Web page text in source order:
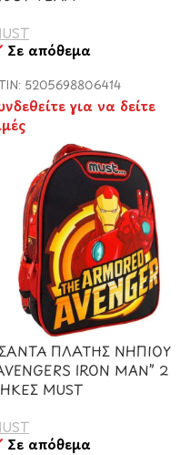
Σε απόθεμα
5205698806414
για να δείτε
ΠΛΑΤΗΣ ΝΗΠΙΟΥ
IRON MAN” 2
MUST
Σε απόθεμα